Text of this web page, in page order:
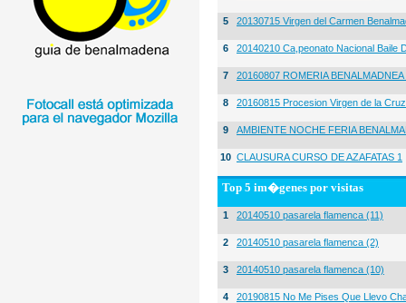
5 20130715 Virgen del Carmen
6 20140210 Ca,peonato Nacional Baile
7 20160807 ROMERIA
8 20160815 Procesion Virgen de la
9 AMBIENTE NOCHE FERIA
10 CLAUSURA CURSO DE AZAFATAS 1
Top 5 im�genes por visitas
1 20140510 pasarela flamenca (11)
2 20140510 pasarela flamenca (2)
3 20140510 pasarela flamenca (10)
4 20190815 No Me Pises Que Llevo